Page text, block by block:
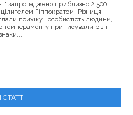
запроваджено приблизно 2 500
Гіппократом. Різниця
психіку і особистість людини,
темпераменту приписували різні